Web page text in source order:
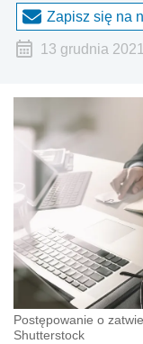
Zapisz się na
13 grudnia
Postępowanie o
Shutterstock